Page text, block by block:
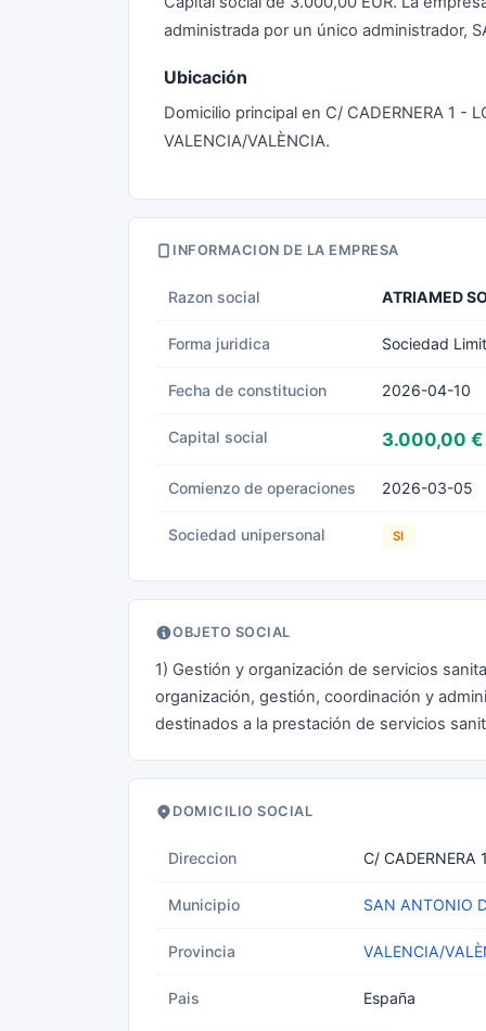
administrada por un único administrador,
Ubicación
Domicilio principal en C/ CADERNERA 1 -
VALENCIA/VALÈNCIA.
INFORMACION DE LA EMPRESA
Razon social ATRIAMED
Forma juridica Sociedad
Fecha de constitucion 2026-04-10
Capital social 3.000,00 €
Comienzo de operaciones 2026-03-05
Sociedad unipersonal SI
OBJETO SOCIAL
1) Gestión y organización de servicios
organización, gestión, coordinación y
destinados a la prestación de servicios
DOMICILIO SOCIAL
Direccion C/ CADERNERA
Municipio SAN ANTONIO
Provincia VALENCIA/
Pais España